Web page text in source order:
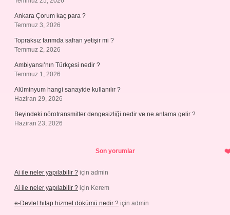
Ankara Çorum kaç para ?
Temmuz 3, 2026
Topraksız tarımda safran yetişir mi ?
Temmuz 2, 2026
Ambiyansı’nın Türkçesi nedir ?
Temmuz 1, 2026
Alüminyum hangi sanayide kullanılır ?
Haziran 29, 2026
Beyindeki nörotransmitter dengesizliği nedir ve ne anlama gelir ?
Haziran 23, 2026
Son yorumlar
Ai ile neler yapılabilir ? için admin
Ai ile neler yapılabilir ? için Kerem
e-Devlet hitap hizmet dökümü nedir ? için admin